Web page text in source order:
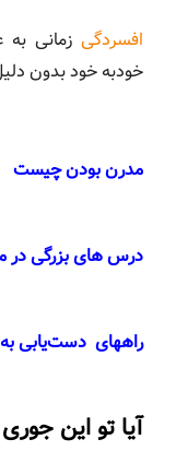
افسردگی زمانی
خودبه خود بدون
مدرن بودن چیست
درس های بزرگی در
راههای دست‌یابی
آیا تو این